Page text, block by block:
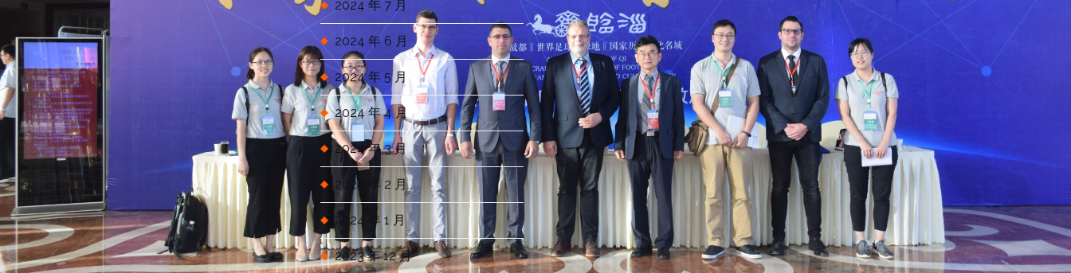
2024 年 7 月
2024 年 6 月
2024 年 5 月
2024 年 4 月
2024 年 3 月
2024 年 2 月
2024 年 1 月
2023 年 12 月